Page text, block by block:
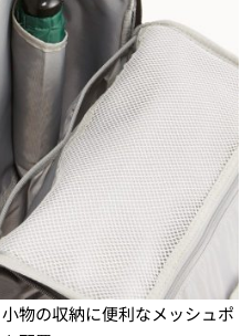
物の収納に便利なメッシュポ